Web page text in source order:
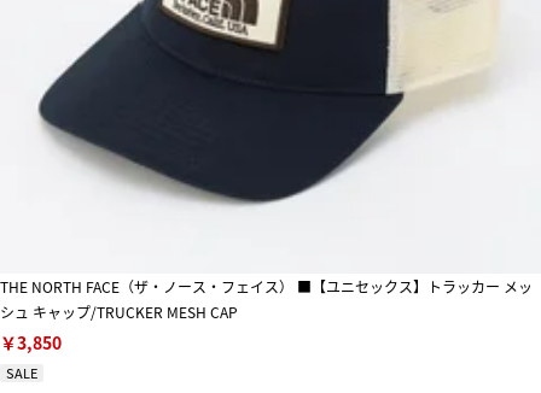
THE NORTH FACE（ザ・ノース・フェイス） ■【ユニセックス】トラッカー メッ
シュ キャップ/TRUCKER MESH CAP
￥3,850
SALE